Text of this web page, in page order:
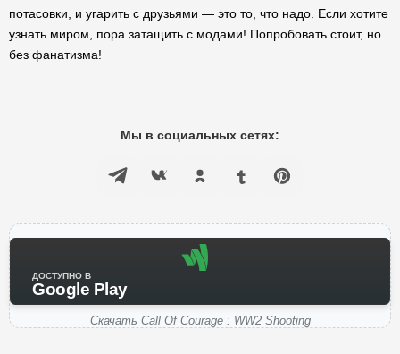
потасовки, и угарить с друзьями — это то, что надо. Если хотите
узнать миром, пора затащить с модами! Попробовать стоит, но
без фанатизма!
Мы в социальных сетях:
ДОСТУПНО В
Google Play
Скачать Call Of Courage : WW2 Shooting